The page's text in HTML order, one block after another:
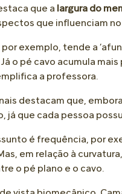
que a
largura do
que influenciam
por exemplo, tende a
Já o pé cavo acumula
a professora.
destacam que,
já que cada pessoa
é frequência, por
em relação à curvatura,
o pé plano e o cavo.